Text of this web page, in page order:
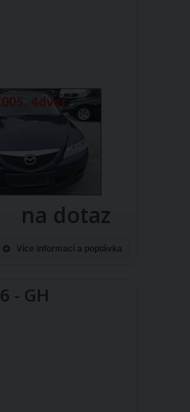
na dotaz
Více informací a poptávka
6 - GH